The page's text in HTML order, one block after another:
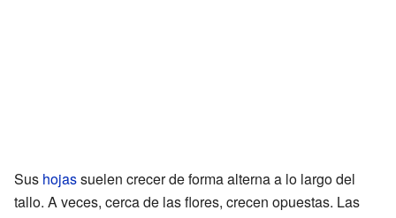
Sus hojassuelen crecer de forma alterna a lo largo del
tallo. A veces, cerca de las flores, crecen opuestas. Las